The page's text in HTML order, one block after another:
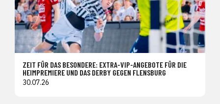
ZEIT FÜR DAS BESONDERE: EXTRA-VIP-ANGEBOTE FÜR DIE
HEIMPREMIERE UND DAS DERBY GEGEN FLENSBURG
30.07.26